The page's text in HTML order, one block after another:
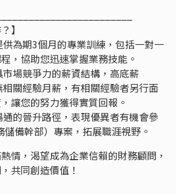
】
為期3個月的專業訓練，包括一對一
，協助您迅速掌握業務技能。
場競爭力的薪資結構，高底薪
關經驗月薪，有相關經驗者另行面
讓您的努力獲得實質回報。
的晉升路徑，表現優異者有機會參
儲備幹部）專案，拓展職涯視野。
情，渴望成為企業信賴的財務顧問，
共同創造價值！